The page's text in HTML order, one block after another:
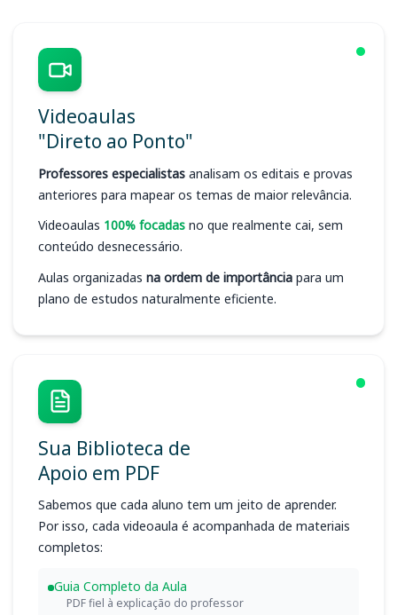
Videoaulas
"Direto ao Ponto"
Professores especialistas analisam os editais e provas
anteriores para mapear os temas de maior relevância.
Videoaulas 100% focadas no que realmente cai, sem
conteúdo desnecessário.
Aulas organizadas na ordem de importância para um
plano de estudos naturalmente eficiente.
Sua Biblioteca de
Apoio em PDF
Sabemos que cada aluno tem um jeito de aprender.
Por isso, cada videoaula é acompanhada de materiais
completos:
Guia Completo da Aula
PDF fiel à explicação do professor